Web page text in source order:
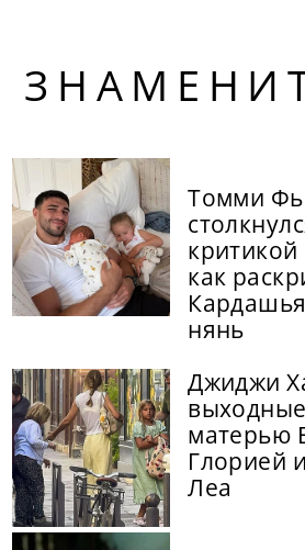
Томми
критикой
как
нянь
Джиджи
матерью
Глорией
Леа